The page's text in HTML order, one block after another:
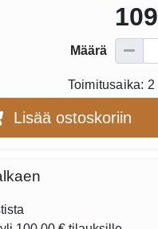
Määrä
Toimitusaika: 2
Lisää ostoskoriin